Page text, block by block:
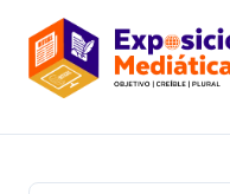
contenido